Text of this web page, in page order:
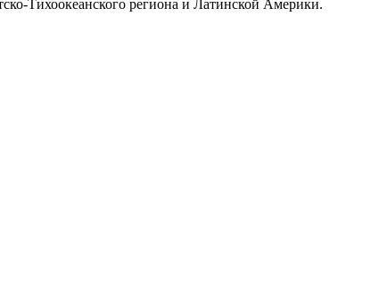
Тихоокеанского региона и Латинской Америки.